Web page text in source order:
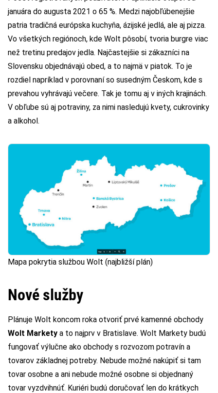
januára do augusta 2021 o 65 %. Medzi najobľúbenejšie
patria tradičná európska kuchyňa, ázijské jedlá, ale aj pizza.
Vo všetkých regiónoch, kde Wolt pôsobí, tvoria burgre viac
než tretinu predajov jedla. Najčastejšie si zákazníci na
Slovensku objednávajú obed, a to najmä v piatok. To je
rozdiel napríklad v porovnaní so susedným Českom, kde s
prevahou vyhrávajú večere. Tak je tomu aj v iných krajinách.
V obľube sú aj potraviny, za nimi nasledujú kvety, cukrovinky
a alkohol.
Mapa pokrytia službou Wolt (najbližší plán)
Nové služby
Plánuje Wolt koncom roka otvoriť prvé kamenné obchody
Wolt Markety a to najprv v Bratislave. Wolt Markety budú
fungovať výlučne ako obchody s rozvozom potravín a
tovarov základnej potreby. Nebude možné nakúpiť si tam
tovar osobne a ani nebude možné osobne si objednaný
tovar vyzdvihnúť. Kuriéri budú doručovať len do krátkych